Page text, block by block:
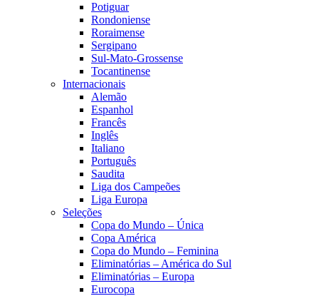
Potiguar
Rondoniense
Roraimense
Sergipano
Sul-Mato-Grossense
Tocantinense
Internacionais
Alemão
Espanhol
Francês
Inglês
Italiano
Português
Saudita
Liga dos Campeões
Liga Europa
Seleções
Copa do Mundo – Única
Copa América
Copa do Mundo – Feminina
Eliminatórias – América do Sul
Eliminatórias – Europa
Eurocopa